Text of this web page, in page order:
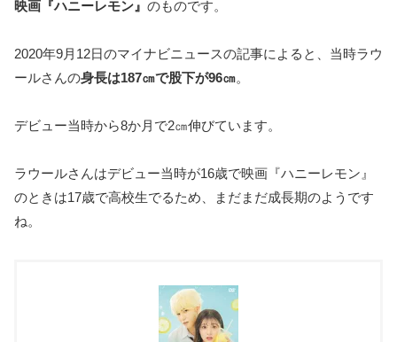
映画『ハニーレモン』 のものです。
2020年9月12日のマイナビニュースの記事によると、当時ラウ
ールさんの身長は187㎝で股下が96㎝。
デビュー当時から8か月で2㎝伸びています。
ラウールさんはデビュー当時が16歳で映画『ハニーレモン』
のときは17歳で高校生でるため、まだまだ成長期のようです
ね。